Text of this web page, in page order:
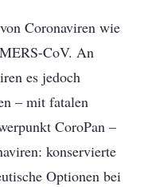
Coronaviren wie
CoV. An
es jedoch
– mit fatalen
CoroPan –
konservierte
Optionen bei